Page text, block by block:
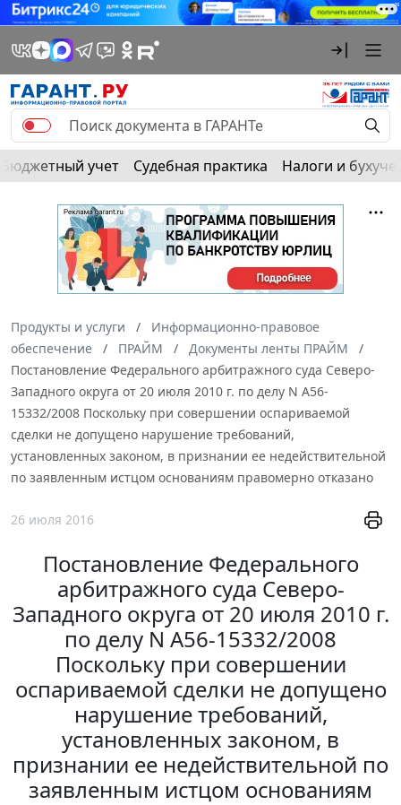
Бюджетный учет Судебная практика Налоги и
Продукты и услуги
Информационно-правовое
обеспечение
ПРАЙМ
Документы ленты ПРАЙМ
Постановление Федерального арбитражного суда Северо-
Западного округа от 20 июля 2010 г. по делу N А56-
15332/2008 Поскольку при совершении оспариваемой
сделки не допущено нарушение требований,
установленных законом, в признании ее недействительной
по заявленным истцом основаниям правомерно отказано
26 июля 2016
Постановление Федерального
арбитражного суда Северо-
Западного округа от 20 июля 2010 г.
по делу N А56-15332/2008
Поскольку при совершении
оспариваемой сделки не допущено
нарушение требований,
установленных законом, в
признании ее недействительной по
заявленным истцом основаниям